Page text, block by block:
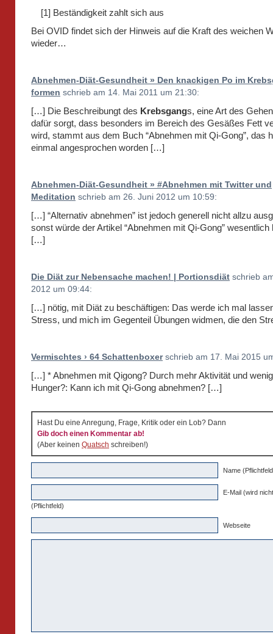
[1] Beständigkeit zahlt sich aus
Bei OVID findet sich der Hinweis auf die Kraft des weichen
wieder…
Abnehmen-Diät-Gesundheit » Den knackigen Po im
formen schrieb am 14. Mai 2011 um 21:30:
[…] Die Beschreibungt des Krebsgangs, eine Art des
dafür sorgt, dass besonders im Bereich des Gesäßes Fett
wird, stammt aus dem Buch “Abnehmen mit Qi-Gong”, das
einmal angesprochen worden […]
Abnehmen-Diät-Gesundheit » #Abnehmen mit Twitter und
Meditation schrieb am 26. Juni 2012 um 10:59:
[…] “Alternativ abnehmen” ist jedoch generell nicht allzu
sonst würde der Artikel “Abnehmen mit Qi-Gong” wesentlich
[…]
Die Diät zur Nebensache machen! | Portionsdiät schrieb
2012 um 09:44:
[…] nötig, mit Diät zu beschäftigen: Das werde ich mal
Stress, und mich im Gegenteil Übungen widmen, die den
Vermischtes › 64 Schattenboxerschrieb am 17. Mai 2015
[…] * Abnehmen mit Qigong? Durch mehr Aktivität und
Hunger?: Kann ich mit Qi-Gong abnehmen? […]
Hast Du eine Anregung, Frage, Kritik oder ein Lob? Dann
Gib doch einen Kommentar ab!
(Aber keinen Quatsch schreiben!)
Name
E-Mail (wird
(Pflichtfeld)
Webseite